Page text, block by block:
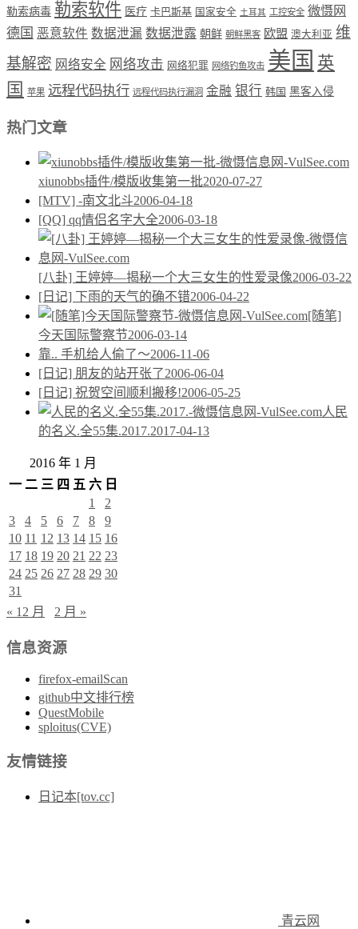
勒索病毒 勒索软件 医疗 卡巴斯基 国家安全 土耳其 工控安全 微慑网
德国 恶意软件 数据泄漏 数据泄露 朝鲜 朝鲜黑客 欧盟 澳大利亚 维
基解密 网络安全 网络攻击 网络犯罪 网络钓鱼攻击 美国 英
国
苹果 远程代码执行 远程代码执行漏洞 金融 银行 韩国 黑客入侵
热门文章
xiunobbs插件/模版收集第一批2020-07-27
[MTV] -南文北斗2006-04-18
[QQ] qq情侣名字大全2006-03-18
[八卦] 王婷婷—揭秘一个大三女生的性爱录像2006-03-22
[日记] 下雨的天气的确不错2006-04-22
[随笔]
今天国际警察节2006-03-14
靠.. 手机给人偷了～2006-11-06
[日记] 朋友的站开张了2006-06-04
[日记] 祝贺空间顺利搬移!2006-05-25
人民
的名义.全55集.2017.2017-04-13
2016 年 1 月
一 二 三 四 五 六 日
1
2
3
4 5 6 7 8
9
10 11 12 13 14 15 16
17 18 19 20 21 22 23
24 25 26 27 28 29 30
31
« 12 月
2 月 »
信息资源
firefox-emailScan
github中文排行榜
QuestMobile
sploitus(CVE)
友情链接
日记本[tov.cc]
青云网